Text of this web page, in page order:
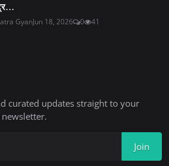
GyanJun 18, 2026 0 41
curated updates straight to your
Join